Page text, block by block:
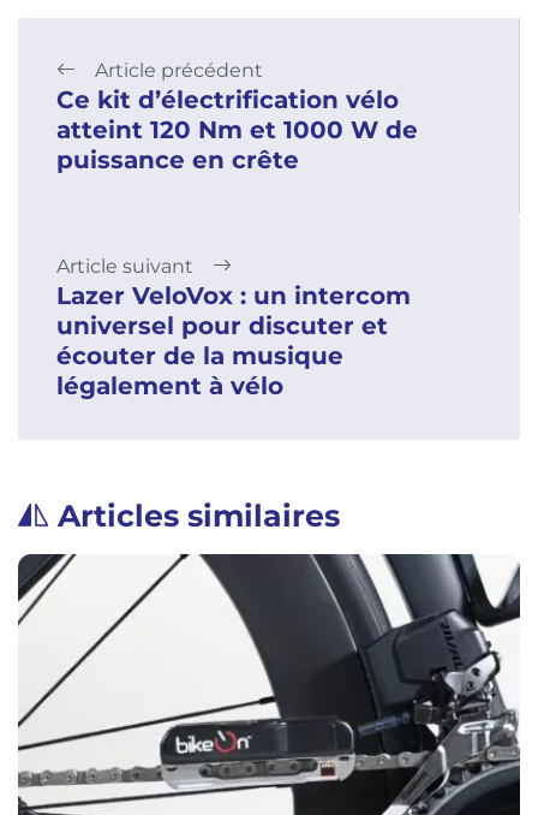
Article précédent
Ce kit d’électrification vélo
atteint 120 Nm et 1000 W de
puissance en crête
Article suivant
Lazer VeloVox : un intercom
universel pour discuter et
écouter de la musique
légalement à vélo
Articles similaires